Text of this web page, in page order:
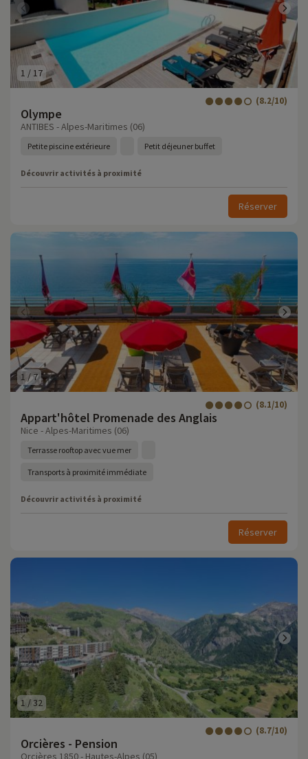
1 / 17
Olympe
(8.2/10)
ANTIBES - Alpes-Maritimes (06)
Petite piscine extérieure Petit déjeuner buffet
Découvrir activités à proximité
Réserver
1 /7
Appart'hôtel Promenade des Anglais
(8.1/10)
Nice - Alpes-Maritimes (06)
Terrasse rooftop avec vue mer
Transports à proximité immédiate
Découvrir activités à proximité
Réserver
1 /32
Orcières - Pension
(8.7/10)
Orcières 1850 - Hautes-Alpes (05)